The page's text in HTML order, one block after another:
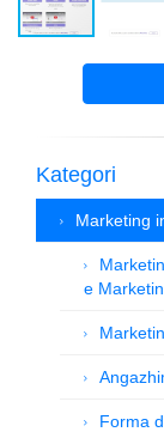
Kategori
Marketing
e
Forma